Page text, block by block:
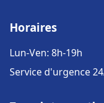
Horaires
Lun-Ven: 8h-19h
Service d'urgence